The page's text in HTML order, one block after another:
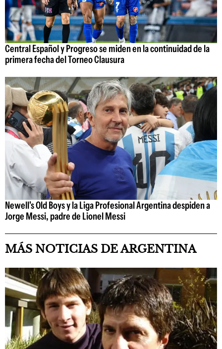
Central Español y Progreso se miden en la continuidad de la
primera fecha del Torneo Clausura
Newell's Old Boys y la Liga Profesional Argentina despiden a
Jorge Messi, padre de Lionel Messi
MÁS NOTICIAS DE ARGENTINA